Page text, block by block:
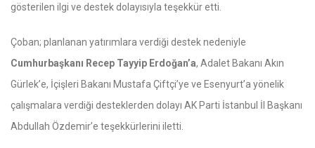
gösterilen ilgi ve destek dolayısıyla teşekkür etti.
Çoban; planlanan yatırımlara verdiği destek nedeniyle
Cumhurbaşkanı Recep Tayyip Erdoğan’a, Adalet Bakanı Akın
Gürlek’e, İçişleri Bakanı Mustafa Çiftçi’ye ve Esenyurt’a yönelik
çalışmalara verdiği desteklerden dolayı AK Parti İstanbul İl Başkanı
Abdullah Özdemir’e teşekkürlerini iletti.